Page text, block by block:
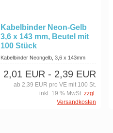
Kabelbinder Neon-Gelb
3,6 x 143 mm, Beutel mit
100 Stück
Kabelbinder Neongelb, 3,6 x 143mm
2,01 EUR - 2,39 EUR
ab 2,39 EUR pro VE mit 100 St.
inkl. 19 % MwSt. zzgl.
Versandkosten